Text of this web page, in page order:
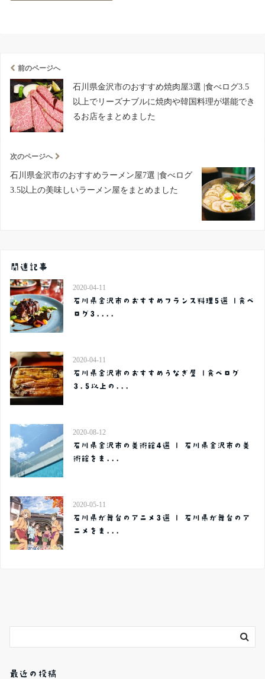
前のページへ
石川県金沢市のおすすめ焼肉屋3選 |食べログ3.5
以上でリーズナブルに焼肉や韓国料理が堪能でき
るお店をまとめました
次のページへ
石川県金沢市のおすすめラーメン屋7選 |食べログ
3.5以上の美味しいラーメン屋をまとめました
関連記事
2020-04-11
石川県金沢市のおすすめフランス料理5選 |食べ
ログ3....
2020-04-11
石川県金沢市のおすすめうなぎ屋 |食べログ
3.5以上の...
2020-08-12
石川県金沢市の美術館4選 | 石川県金沢市の美
術館をま...
2020-05-11
石川県が舞台のアニメ3選 | 石川県が舞台のア
ニメをま...
最近の投稿